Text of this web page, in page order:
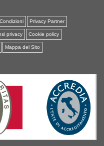
Privacy Partner
privacy Cookie policy
Mappa del Sito